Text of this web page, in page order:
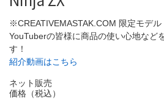
※CREATIVEMASTAK.COM 限定モデル
YouTuberの皆様に商品の使い心地など
す！
紹介動画はこちら
ネット販売
価格（税込）